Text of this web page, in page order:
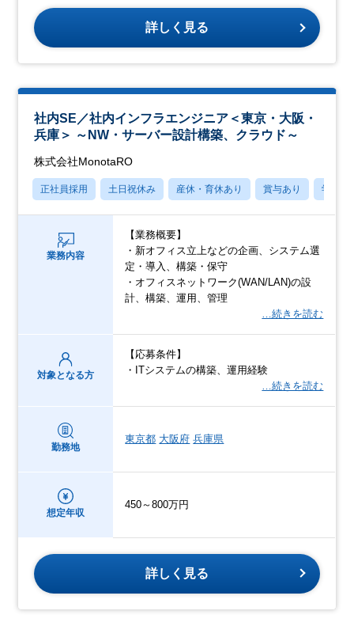
詳しく見る
社内SE／社内インフラエンジニア＜東京・大阪・
兵庫＞ ～NW・サーバー設計構築、クラウド～
株式会社MonotaRO
正社員採用 土日祝休み 産休・育休あり 賞与あり 学歴不
業務内容
【業務概要】
・新オフィス立上などの企画、システム選
定・導入、構築・保守
・オフィスネットワーク(WAN/LAN)の設
計、構築、運用、管理
…続きを読む
対象となる方
【応募条件】
・ITシステムの構築、運用経験
…続きを読む
勤務地
東京都 大阪府 兵庫県
想定年収
450～800万円
詳しく見る